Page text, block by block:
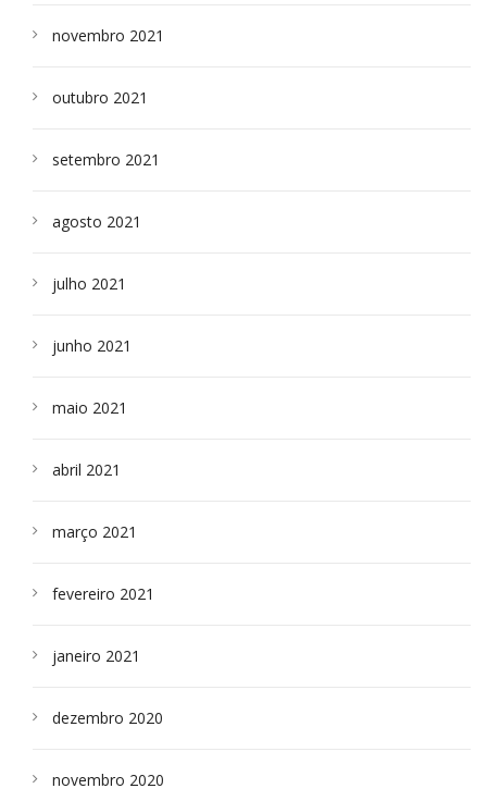
novembro 2021
outubro 2021
setembro 2021
agosto 2021
julho 2021
junho 2021
maio 2021
abril 2021
março 2021
fevereiro 2021
janeiro 2021
dezembro 2020
novembro 2020